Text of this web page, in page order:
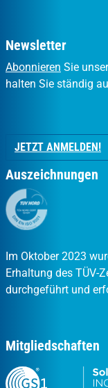
Newsletter
Abonnieren Sie
halten Sie ständig
JETZT ANMELDEN!
Auszeichnungen
Im Oktober 2023
Erhaltung des TÜV-
durchgeführt und
Mitgliedschaften